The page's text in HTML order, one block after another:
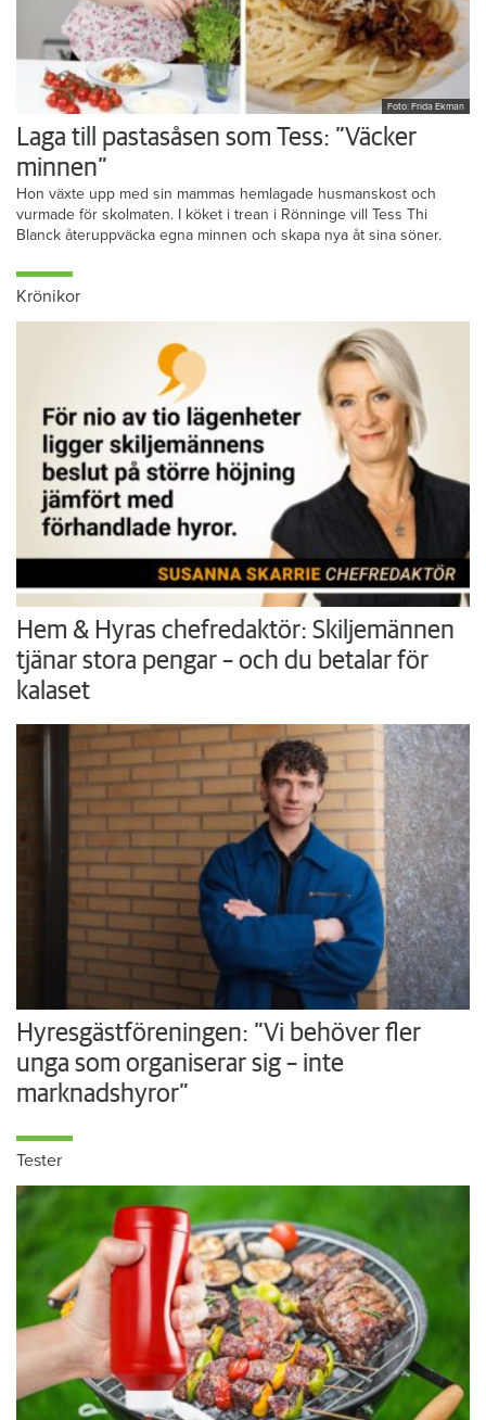
Foto: Frida Ekman
Laga till pastasåsen som Tess: ”Väcker
minnen”
Hon växte upp med sin mammas hemlagade husmanskost och
vurmade för skolmaten. I köket i trean i Rönninge vill Tess Thi
Blanck återuppväcka egna minnen och skapa nya åt sina söner.
Krönikor
Hem & Hyras chefredaktör: Skiljemännen
tjänar stora pengar – och du betalar för
kalaset
Hyresgästföreningen: ”Vi behöver fler
unga som organiserar sig – inte
marknadshyror”
Tester